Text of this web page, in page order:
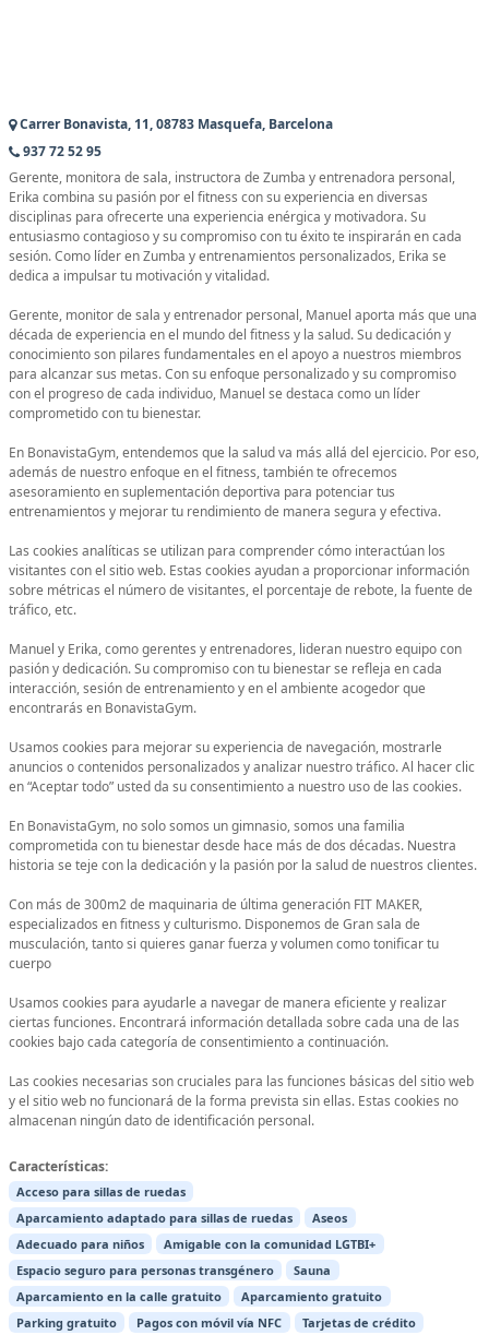
Carrer Bonavista, 11, 08783 Masquefa, Barcelona
937 72 52 95
Gerente, monitora de sala, instructora de Zumba y entrenadora personal,
Erika combina su pasión por el fitness con su experiencia en diversas
disciplinas para ofrecerte una experiencia enérgica y motivadora. Su
entusiasmo contagioso y su compromiso con tu éxito te inspirarán en cada
sesión. Como líder en Zumba y entrenamientos personalizados, Erika se
dedica a impulsar tu motivación y vitalidad.
Gerente, monitor de sala y entrenador personal, Manuel aporta más que una
década de experiencia en el mundo del fitness y la salud. Su dedicación y
conocimiento son pilares fundamentales en el apoyo a nuestros miembros
para alcanzar sus metas. Con su enfoque personalizado y su compromiso
con el progreso de cada individuo, Manuel se destaca como un líder
comprometido con tu bienestar.
En BonavistaGym, entendemos que la salud va más allá del ejercicio. Por eso,
además de nuestro enfoque en el fitness, también te ofrecemos
asesoramiento en suplementación deportiva para potenciar tus
entrenamientos y mejorar tu rendimiento de manera segura y efectiva.
Las cookies analíticas se utilizan para comprender cómo interactúan los
visitantes con el sitio web. Estas cookies ayudan a proporcionar información
sobre métricas el número de visitantes, el porcentaje de rebote, la fuente de
tráfico, etc.
Manuel y Erika, como gerentes y entrenadores, lideran nuestro equipo con
pasión y dedicación. Su compromiso con tu bienestar se refleja en cada
interacción, sesión de entrenamiento y en el ambiente acogedor que
encontrarás en BonavistaGym.
Usamos cookies para mejorar su experiencia de navegación, mostrarle
anuncios o contenidos personalizados y analizar nuestro tráfico. Al hacer clic
en “Aceptar todo” usted da su consentimiento a nuestro uso de las cookies.
En BonavistaGym, no solo somos un gimnasio, somos una familia
comprometida con tu bienestar desde hace más de dos décadas. Nuestra
historia se teje con la dedicación y la pasión por la salud de nuestros clientes.
Con más de 300m2 de maquinaria de última generación FIT MAKER,
especializados en fitness y culturismo. Disponemos de Gran sala de
musculación, tanto si quieres ganar fuerza y volumen como tonificar tu
cuerpo
Usamos cookies para ayudarle a navegar de manera eficiente y realizar
ciertas funciones. Encontrará información detallada sobre cada una de las
cookies bajo cada categoría de consentimiento a continuación.
Las cookies necesarias son cruciales para las funciones básicas del sitio web
y el sitio web no funcionará de la forma prevista sin ellas. Estas cookies no
almacenan ningún dato de identificación personal.
Características:
Acceso para sillas de ruedas
Aparcamiento adaptado para sillas de ruedas
Aseos
Adecuado para niños
Amigable con la comunidad LGTBI+
Espacio seguro para personas transgénero
Sauna
Aparcamiento en la calle gratuito
Aparcamiento gratuito
Parking gratuito
Pagos con móvil vía NFC
Tarjetas de crédito